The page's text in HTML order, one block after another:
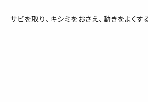
サビを取り、キシミをおさえ、動きをよくす